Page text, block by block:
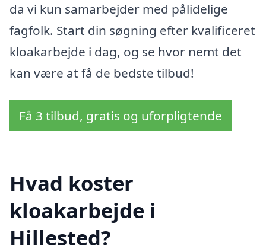
da vi kun samarbejder med pålidelige
fagfolk. Start din søgning efter kvalificeret
kloakarbejde i dag, og se hvor nemt det
kan være at få de bedste tilbud!
Få 3 tilbud, gratis og uforpligtende
Hvad koster
kloakarbejde i
Hillested?